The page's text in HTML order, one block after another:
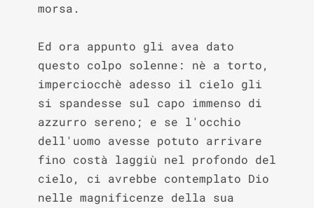
morsa.
Ed ora appunto gli avea dato
questo colpo solenne: nè a torto,
imperciocchè adesso il cielo gli
si spandesse sul capo immenso di
azzurro sereno; e se l'occhio
dell'uomo avesse potuto arrivare
fino costà laggiù nel profondo del
cielo, ci avrebbe contemplato Dio
nelle magnificenze della sua